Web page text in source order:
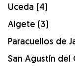
Uceda (4)
Algete (3)
Paracuellos de
San Agustín del